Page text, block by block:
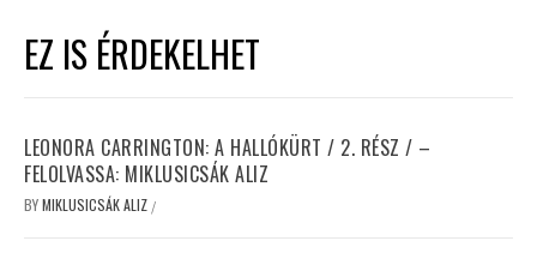
EZ IS ÉRDEKELHET
LEONORA CARRINGTON: A HALLÓKÜRT / 2. RÉSZ / –
FELOLVASSA: MIKLUSICSÁK ALIZ
BYMIKLUSICSÁK ALIZ /